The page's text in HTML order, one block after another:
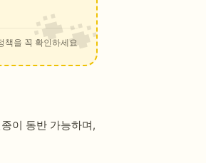
책을 꼭 확인하세요
이 동반 가능하며,